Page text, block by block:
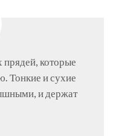
которые
Тонкие и сухие
и держат